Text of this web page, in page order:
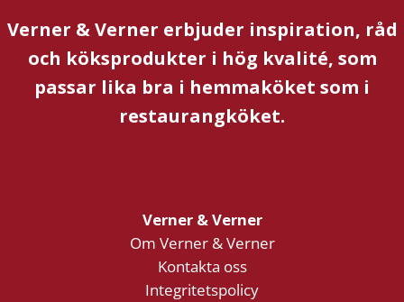
Verner & Verner erbjuder inspiration, råd
och köksprodukter i hög kvalité, som
passar lika bra i hemmaköket som i
restaurangköket.
Verner & Verner
Om Verner & Verner
Kontakta oss
Integritetspolicy